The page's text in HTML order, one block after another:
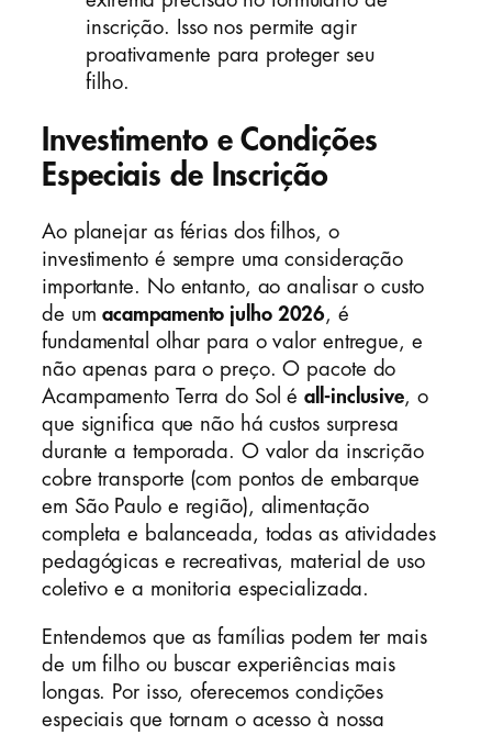
inscrição. Isso nos permite agir
proativamente para proteger seu
filho.
Investimento e Condições
Especiais de Inscrição
Ao planejar as férias dos filhos, o
investimento é sempre uma consideração
importante. No entanto, ao analisar o custo
de umacampamento julho 2026, é
fundamental olhar para o valor entregue, e
não apenas para o preço. O pacote do
Acampamento Terra do Sol éall-inclusive, o
que significa que não há custos surpresa
durante a temporada. O valor da inscrição
cobre transporte (com pontos de embarque
em São Paulo e região), alimentação
completa e balanceada, todas as atividades
pedagógicas e recreativas, material de uso
coletivo e a monitoria especializada.
Entendemos que as famílias podem ter mais
de um filho ou buscar experiências mais
longas. Por isso, oferecemos condições
especiais que tornam o acesso à nossa